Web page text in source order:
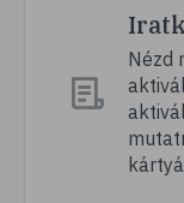
# multivitamin
# ásványi
#
# gumivitamin
#
Nézd